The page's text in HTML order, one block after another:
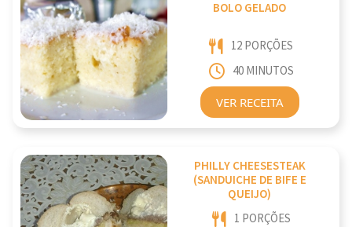
BOLO GELADO
12 PORÇÕES
40 MINUTOS
VER RECEITA
PHILLY CHEESESTEAK
(SANDUICHE DE BIFE E
QUEIJO)
1 PORÇÕES